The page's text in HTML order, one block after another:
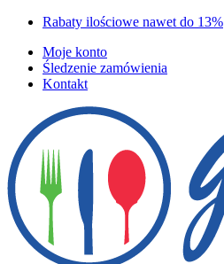
Skip
navigation
Skip
content
Rabaty ilościowe nawet do 13%
Moje konto
Śledzenie zamówienia
Kontakt